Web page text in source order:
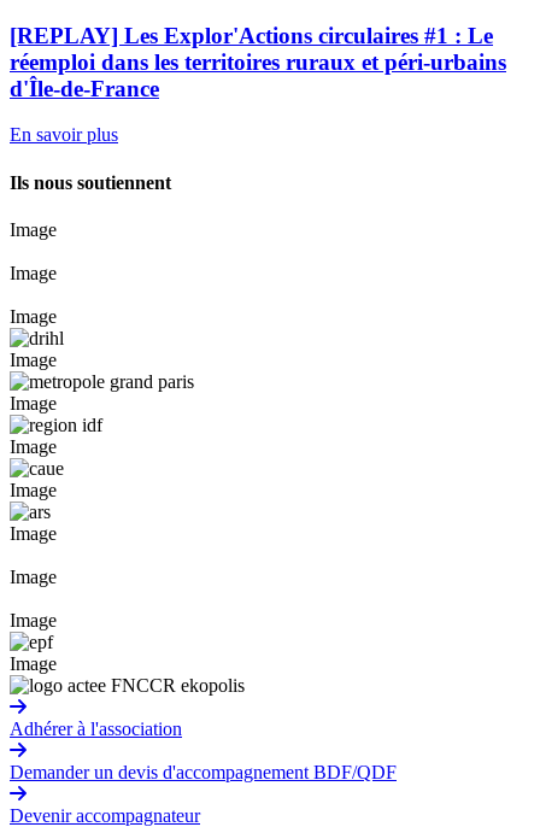
[REPLAY] Les Explor'Actions circulaires #1 : Le
réemploi dans les territoires ruraux et péri-urbains
d'Île-de-France
En savoir plus
Ils nous soutiennent
Image
Image
Image
Image
Image
Image
Image
Image
Image
Image
Image
Adhérer à l'association
Demander un devis d'accompagnement BDF/QDF
Devenir accompagnateur